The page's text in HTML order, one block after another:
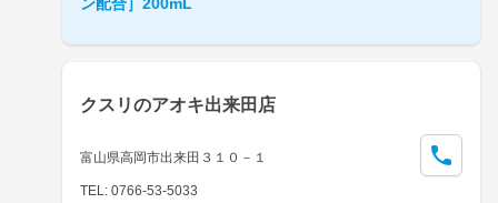
クスリのアオキ出来田店
富山県高岡市出来田３１０－１
TEL: 0766-53-5033